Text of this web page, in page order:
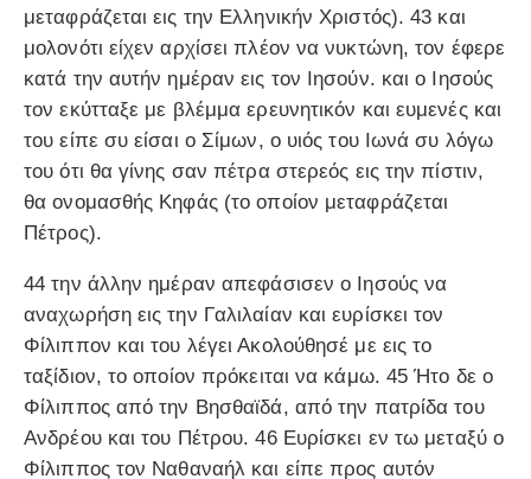
μεταφράζεται εις την Ελληνικήν Χριστός). 43 και
μολονότι είχεν αρχίσει πλέον να νυκτώνη, τον έφερε
κατά την αυτήν ημέραν εις τον Ιησούν. και ο Ιησούς
τον εκύτταξε με βλέμμα ερευνητικόν και ευμενές και
του είπε συ είσαι ο Σίμων, ο υιός του Ιωνά συ λόγω
του ότι θα γίνης σαν πέτρα στερεός εις την πίστιν,
θα ονομασθής Κηφάς (το οποίον μεταφράζεται
Πέτρος).
44 την άλλην ημέραν απεφάσισεν ο Ιησούς να
αναχωρήση εις την Γαλιλαίαν και ευρίσκει τον
Φίλιππον και του λέγει Ακολούθησέ με εις το
ταξίδιον, το οποίον πρόκειται να κάμω. 45 Ήτο δε ο
Φίλιππος από την Βησθαϊδά, από την πατρίδα του
Ανδρέου και του Πέτρου. 46 Ευρίσκει εν τω μεταξύ ο
Φίλιππος τον Ναθαναήλ και είπε προς αυτόν